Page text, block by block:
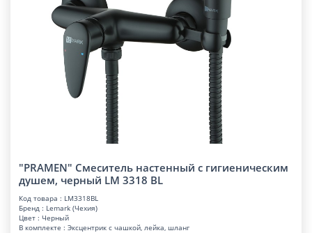
"PRAMEN" Смеситель настенный с гигиеническим
душем, черный LM 3318 BL
Код товара : LM3318BL
Бренд : Lemark (Чехия)
Цвет : Черный
В комплекте : Эксцентрик с чашкой, лейка, шланг